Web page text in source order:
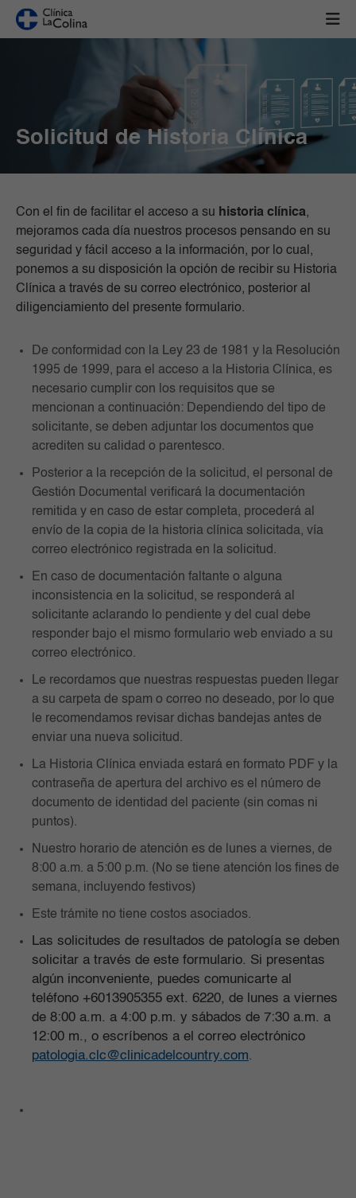
Solicitud de Historia Clínica
Con el fin de facilitar el acceso a su historia clínica,
mejoramos cada día nuestros procesos pensando en su
seguridad y fácil acceso a la información, por lo cual,
ponemos a su disposición la opción de recibir su Historia
Clínica a través de su correo electrónico, posterior al
diligenciamiento del presente formulario.
De conformidad con la Ley 23 de 1981 y la Resolución
1995 de 1999, para el acceso a la Historia Clínica, es
necesario cumplir con los requisitos que se
mencionan a continuación: Dependiendo del tipo de
solicitante, se deben adjuntar los documentos que
acrediten su calidad o parentesco.
Posterior a la recepción de la solicitud, el personal de
Gestión Documental verificará la documentación
remitida y en caso de estar completa, procederá al
envío de la copia de la historia clínica solicitada, vía
correo electrónico registrada en la solicitud.
En caso de documentación faltante o alguna
inconsistencia en la solicitud, se responderá al
solicitante aclarando lo pendiente y del cual debe
responder bajo el mismo formulario web enviado a su
correo electrónico.
Le recordamos que nuestras respuestas pueden llegar
a su carpeta de spam o correo no deseado, por lo que
le recomendamos revisar dichas bandejas antes de
enviar una nueva solicitud.
La Historia Clínica enviada estará en formato PDF y la
contraseña de apertura del archivo es el número de
documento de identidad del paciente (sin comas ni
puntos).
Nuestro horario de atención es de lunes a viernes, de
8:00 a.m. a 5:00 p.m. (No se tiene atención los fines de
semana, incluyendo festivos)
Este trámite no tiene costos asociados.
Las solicitudes de resultados de patología se deben
solicitar a través de este formulario. Si presentas
algún inconveniente, puedes comunicarte al
teléfono +6013905355 ext. 6220, de lunes a viernes
de 8:00 a.m. a 4:00 p.m. y sábados de 7:30 a.m. a
12:00 m., o escríbenos a el correo electrónico
patologia.clc@clinicadelcountry.com.